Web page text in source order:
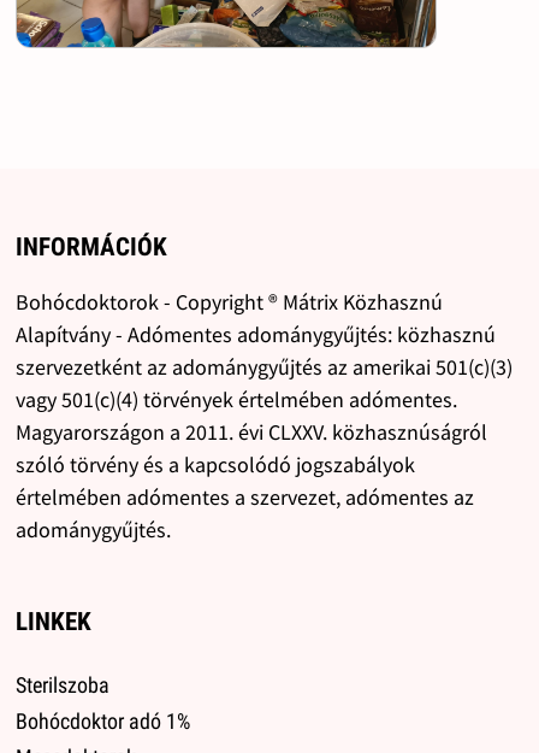
INFORMÁCIÓK
Bohócdoktorok - Copyright ® Mátrix Közhasznú
Alapítvány - Adómentes adománygyűjtés: közhasznú
szervezetként az adománygyűjtés az amerikai 501(c)(3)
vagy 501(c)(4) törvények értelmében adómentes.
Magyarországon a 2011. évi CLXXV. közhasznúságról
szóló törvény és a kapcsolódó jogszabályok
értelmében adómentes a szervezet, adómentes az
adománygyűjtés.
LINKEK
Sterilszoba
Bohócdoktor adó 1%